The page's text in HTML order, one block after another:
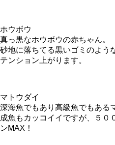
ホウボウ
真っ黒なホウボウの赤ちゃん。
砂地に落ちてる黒いゴミのよう
テンション上がります。
マトウダイ
深海魚でもあり高級魚でもある
成魚もカッコイイですが、５０
ンMAX！